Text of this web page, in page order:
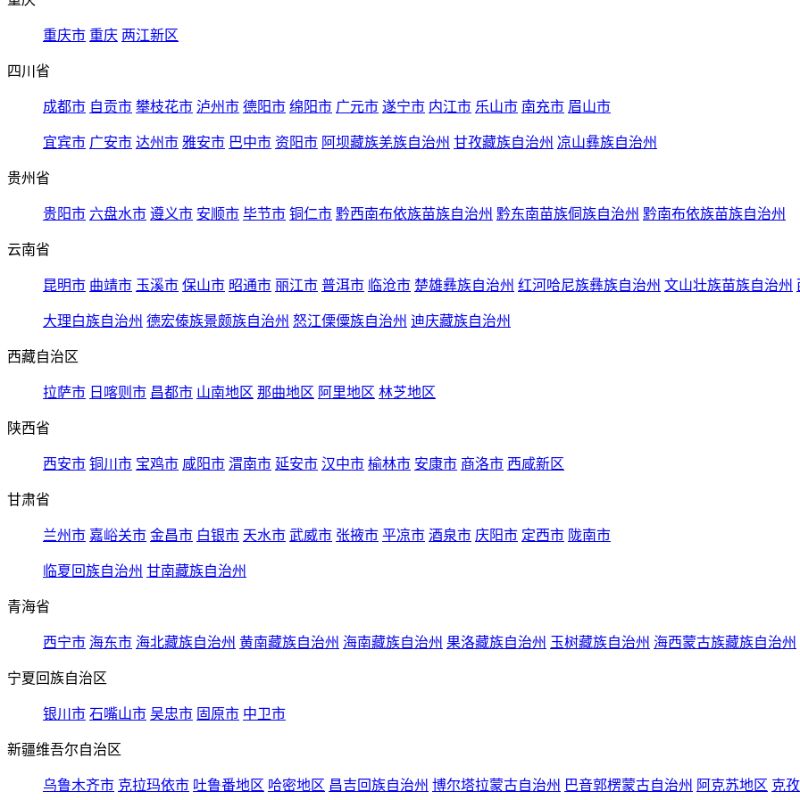
重庆市 重庆 两江新区
四川省
成都市 自贡市 攀枝花市 泸州市 德阳市 绵阳市 广元市 遂宁市 内江市 乐山市 南充市 眉山市
宜宾市 广安市 达州市 雅安市 巴中市 资阳市 阿坝藏族羌族自治州 甘孜藏族自治州 凉山彝族自治州
贵州省
贵阳市 六盘水市 遵义市 安顺市 毕节市 铜仁市 黔西南布依族苗族自治州 黔东南苗族侗族自治州 黔南布依族苗族自治州
云南省
昆明市 曲靖市 玉溪市 保山市 昭通市 丽江市 普洱市 临沧市 楚雄彝族自治州 红河哈尼族彝族自治州 文山壮族苗族自治州
大理白族自治州 德宏傣族景颇族自治州 怒江傈僳族自治州 迪庆藏族自治州
西藏自治区
拉萨市 日喀则市 昌都市 山南地区 那曲地区 阿里地区 林芝地区
陕西省
西安市 铜川市 宝鸡市 咸阳市 渭南市 延安市 汉中市 榆林市 安康市 商洛市 西咸新区
甘肃省
兰州市 嘉峪关市 金昌市 白银市 天水市 武威市 张掖市 平凉市 酒泉市 庆阳市 定西市 陇南市
临夏回族自治州 甘南藏族自治州
青海省
西宁市 海东市 海北藏族自治州 黄南藏族自治州 海南藏族自治州 果洛藏族自治州 玉树藏族自治州 海西蒙古族藏族自治州
宁夏回族自治区
银川市 石嘴山市 吴忠市 固原市 中卫市
新疆维吾尔自治区
乌鲁木齐市 克拉玛依市 吐鲁番地区 哈密地区 昌吉回族自治州 博尔塔拉蒙古自治州 巴音郭楞蒙古自治州 阿克苏地区 克